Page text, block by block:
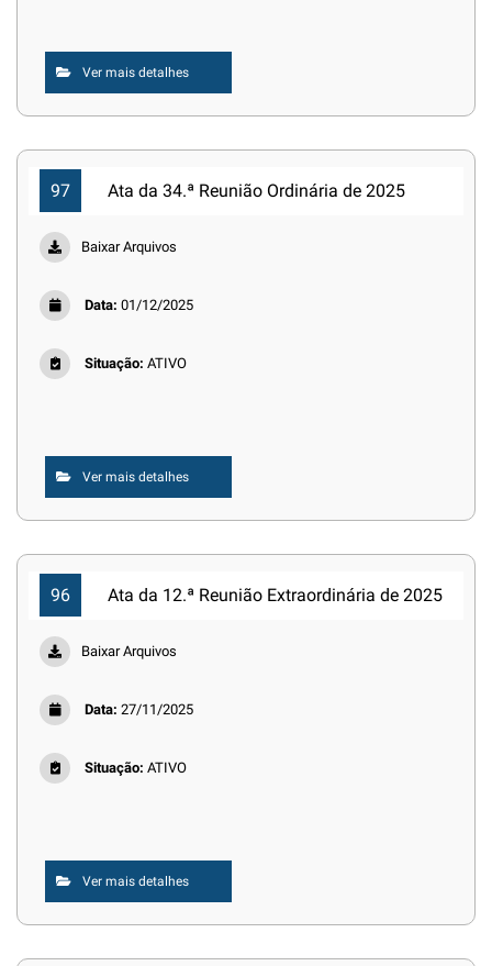
Ver mais detalhes
97 Ata da 34.ª Reunião Ordinária de 2025
Baixar Arquivos
Data: 01/12/2025
Situação: ATIVO
Ver mais detalhes
96 Ata da 12.ª Reunião Extraordinária de 2025
Baixar Arquivos
Data: 27/11/2025
Situação: ATIVO
Ver mais detalhes